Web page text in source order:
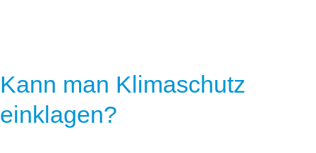
Kann man Klimaschutz
einklagen?